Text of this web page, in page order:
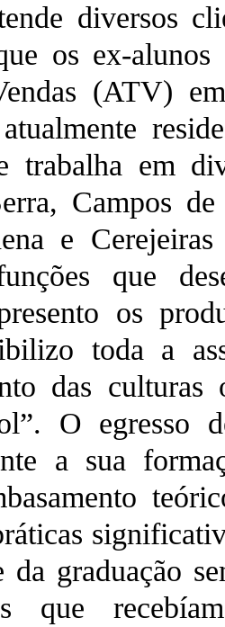
diversos
os ex-
(ATV)
trabalha em
Campos
e
que
os
toda a
das
O egresso
a sua
da graduação
que